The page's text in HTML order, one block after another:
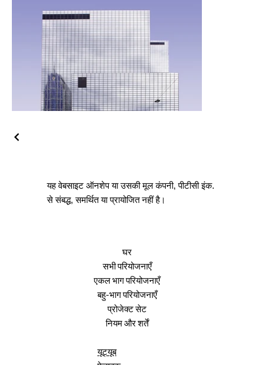
घर
सभी परियोजनाएँ
एकल भाग परियोजनाएँ
बहु-भाग परियोजनाएँ
प्रोजेक्ट सेट
नियम और शर्तें
यूट्यूब
यह वेबसाइट ऑनशेप या उसकी मूल कंपनी, पीटीसी इंक.
से संबद्ध, समर्थित या प्रायोजित नहीं है।